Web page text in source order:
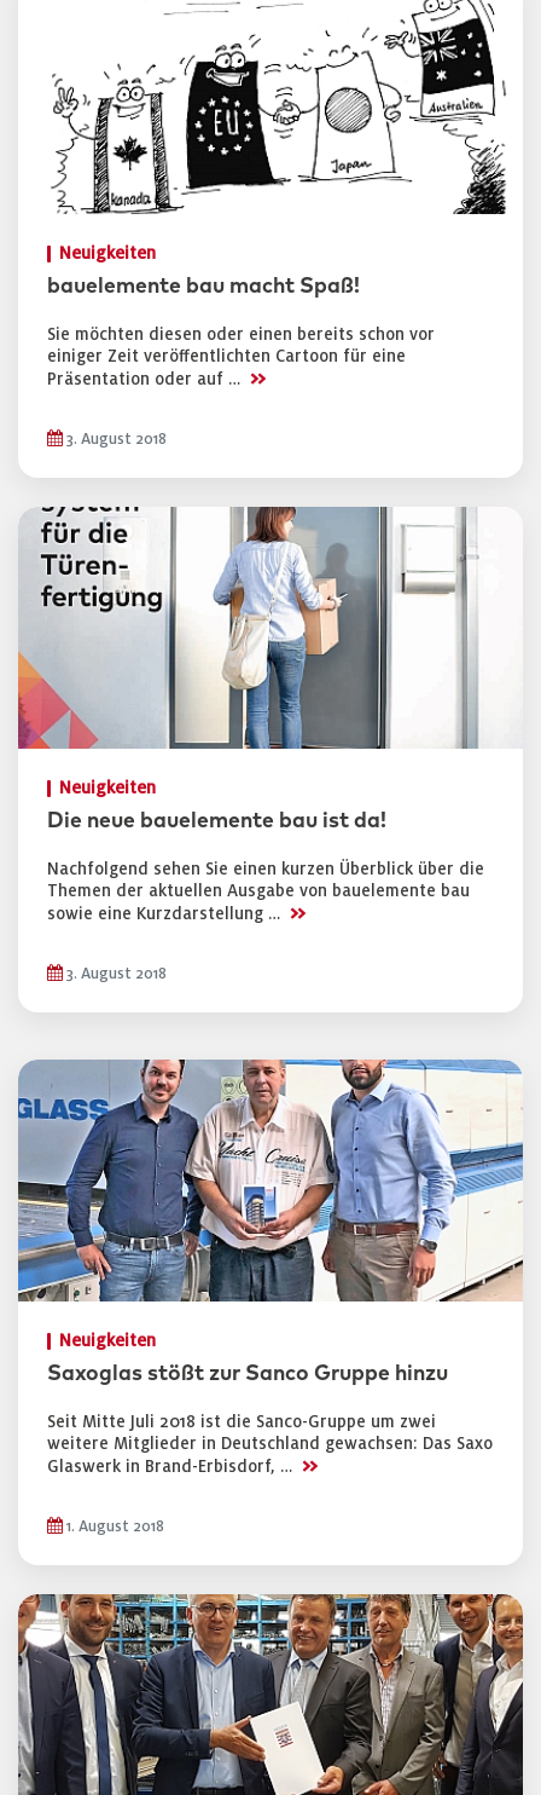
Neuigkeiten
bauelemente bau macht Spaß!
Sie möchten diesen oder einen bereits schon vor
einiger Zeit veröffentlichten Cartoon für eine
Präsentation oder auf … >>
3. August 2018
Neuigkeiten
Die neue bauelemente bau ist da!
Nachfolgend sehen Sie einen kurzen Überblick über die
Themen der aktuellen Ausgabe von bauelemente bau
sowie eine Kurzdarstellung … >>
3. August 2018
Neuigkeiten
Saxoglas stößt zur Sanco Gruppe hinzu
Seit Mitte Juli 2018 ist die Sanco-Gruppe um zwei
weitere Mitglieder in Deutschland gewachsen: Das Saxo
Glaswerk in Brand-Erbisdorf, … >>
1. August 2018